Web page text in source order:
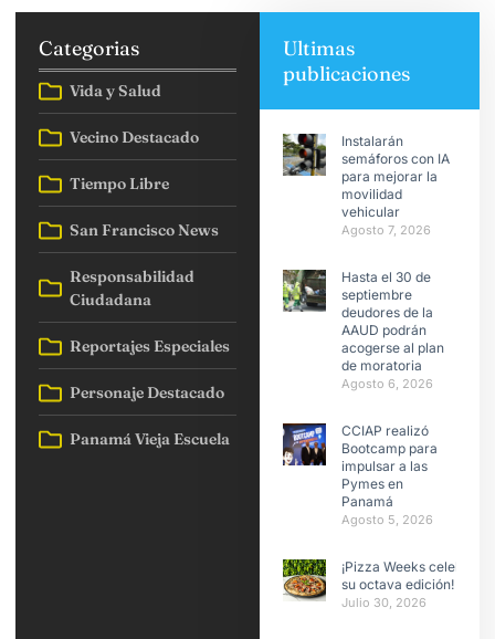
Categorias
Vida y Salud
Vecino Destacado
Tiempo Libre
San Francisco News
Responsabilidad
Ciudadana
Reportajes Especiales
Personaje Destacado
Panamá Vieja Escuela
Ultimas
publicaciones
Instalarán
semáforos con IA
para mejorar la
movilidad
vehicular
Agosto 7, 2026
Hasta el 30 de
septiembre
deudores de la
AAUD podrán
acogerse al plan
de moratoria
Agosto 6, 2026
CCIAP realizó
Bootcamp para
impulsar a las
Pymes en
Panamá
Agosto 5, 2026
¡Pizza Weeks celebra
su octava edición!
Julio 30, 2026